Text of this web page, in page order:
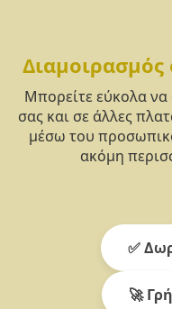
Διαμοιρασμός
Μπορείτε εύκολα να
σας και σε άλλες
μέσω του
ακόμη
✅
🚀